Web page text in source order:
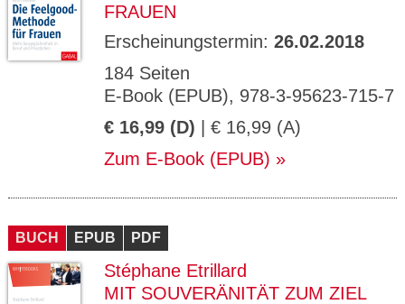
FRAUEN
Erscheinungstermin: 26.02.2018
184 Seiten
E-Book (EPUB), 978-3-95623-715-7
€ 16,99 (D) | € 16,99 (A)
Zum E-Book (EPUB)
BUCH EPUB PDF
Stéphane Etrillard
MIT SOUVERÄNITÄT ZUM ZIEL